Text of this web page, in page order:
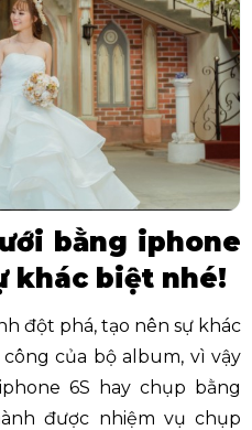
bằng iphone
khác biệt nhé!
đột phá, tạo nên sự khác
của bộ album, vì vậy
6S hay chụp bằng
được nhiệm vụ chụp